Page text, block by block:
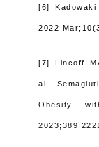
[6]
2022
[7] Lincoff
al.
Obesity